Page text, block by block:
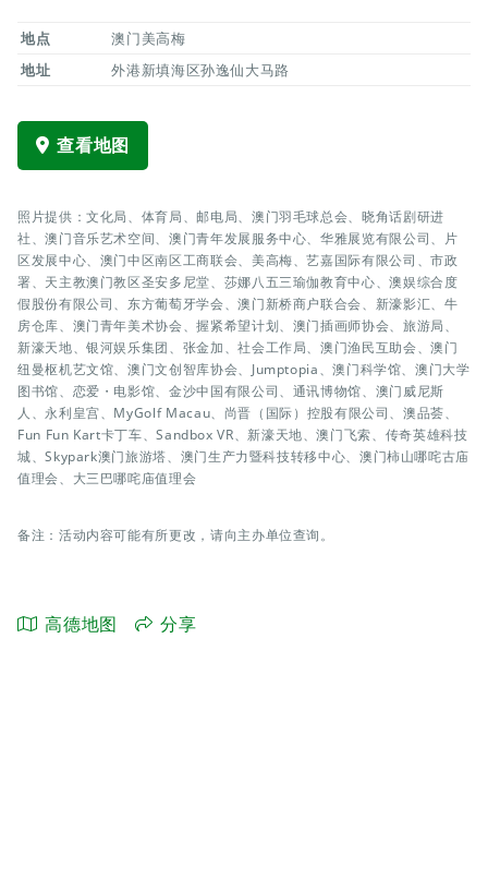
地点
澳门美高梅
地址
外港新填海区孙逸仙大马路
查看地图
照片提供：文化局、体育局、邮电局、澳门羽毛球总会、晓角话剧研进
社、澳门音乐艺术空间、澳门青年发展服务中心、华雅展览有限公司、片
区发展中心、澳门中区南区工商联会、美高梅、艺嘉国际有限公司、市政
署、天主教澳门教区圣安多尼堂、莎娜八五三瑜伽教育中心、澳娱综合度
假股份有限公司、东方葡萄牙学会、澳门新桥商户联合会、新濠影汇、牛
房仓库、澳门青年美术协会、握紧希望计划、澳门插画师协会、旅游局、
新濠天地、银河娱乐集团、张金加、社会工作局、澳门渔民互助会、澳门
纽曼枢机艺文馆、澳门文创智库协会、Jumptopia、澳门科学馆、澳门大学
图书馆、恋爱・电影馆、金沙中国有限公司、通讯博物馆、澳门威尼斯
人、永利皇宫、MyGolf Macau、尚晋（国际）控股有限公司、澳品荟、
Fun Fun Kart卡丁车、Sandbox VR、新濠天地、澳门飞索、传奇英雄科技
城、Skypark澳门旅游塔、澳门生产力暨科技转移中心、澳门柿山哪咤古庙
值理会、大三巴哪咤庙值理会
备注：活动内容可能有所更改，请向主办单位查询。
高德地图 分享